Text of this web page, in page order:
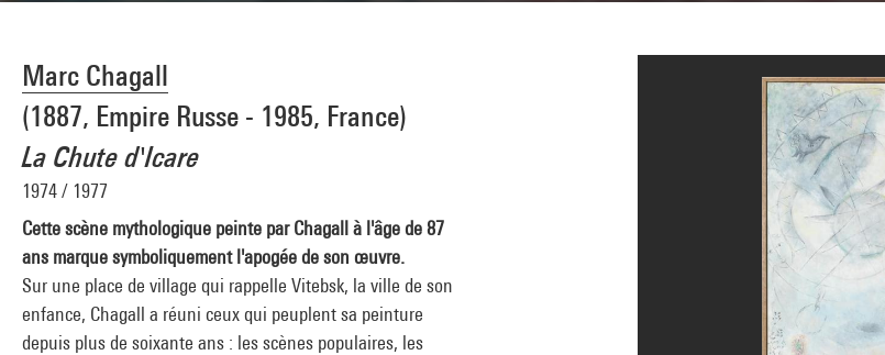
Marc Chagall
(1887, Empire Russe - 1985, France)
La Chute d'Icare
1974 / 1977
Cette scène mythologique peinte par Chagall à l'âge de 87
ans marque symboliquement l'apogée de son œuvre.
Sur une place de village qui rappelle Vitebsk, la ville de son
enfance, Chagall a réuni ceux qui peuplent sa peinture
depuis plus de soixante ans : les scènes populaires, les